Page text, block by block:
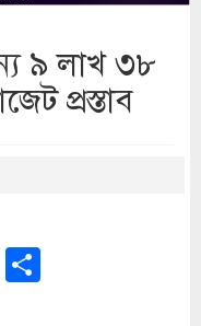
৯ লাখ ৩৮
প্রস্তাব
Copy
Link